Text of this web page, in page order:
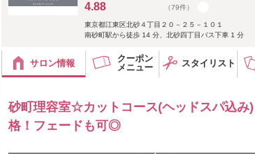
4.88 （79件）
東京都江東区北砂４丁目２０－２５－１０１
南砂町駅から徒歩 14 分、北砂四丁目バス下車 1 分
サロン情報
クーポン
メニュー
スタイリスト
砂町理容室☆カットコース(ヘッドスパ込
格！フェードも可◎